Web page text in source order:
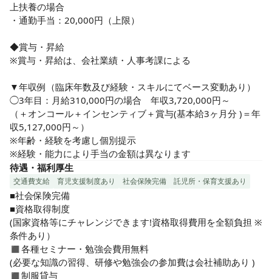
上扶養の場合
・通勤手当：20,000円（上限）
◆賞与・昇給
※賞与・昇給は、会社業績・人事考課による
▼年収例（臨床年数及び経験・スキルにてベース変動あり）
◯3年目：月給310,000円の場合　年収3,720,000円～
（＋オンコール＋インセンティブ＋賞与(基本給3ヶ月分 )＝年
収5,127,000円～）
※年齢・経験を考慮し個別提示
※経験・能力により手当の金額は異なります
待遇・福利厚生
交通費支給 育児支援制度あり 社会保険完備 託児所・保育支援あり
■社会保険完備
■資格取得制度
(国家資格等にチャレンジできます!資格取得費用を全額負担 ※
条件あり）
◼︎各種セミナー・勉強会費用無料
(必要な知識の習得、研修や勉強会の参加費は会社補助あり )
◼︎制服貸与